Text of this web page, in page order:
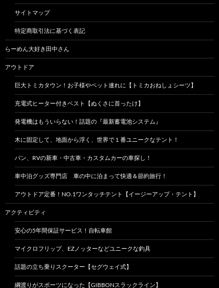
サイトマップ
特定商取引法に基づく表記
らーめん大好き田中さん
アウトドア
巨大トミカタウン！お子様やペット連れに【トミカおねしょシーツ】
充電式ヒーター付きベスト【ぬくさに首ったけ】
発電機はもういらない！話題の『最新蓄電池システム』
木に固定して、地面から浮く、世界で１番ユニークなテント！
バン、RVの新車・中古車・カスタムカーの車探し！
車中泊グッズ専門店 車の中に泊まって快適＆節約旅行！
アウトドア定番！NO.1ワンタッチテント【イージーアップ・テント】
アクティビティ
安心の5年間保証サービス！自転車館
マイクロフリップ、EZノッターなどユニークな釣具
話題の立ち乗りスクーター【セグウェイ式】
綱渡りがスポーツになった【GIBBONスラックライン】